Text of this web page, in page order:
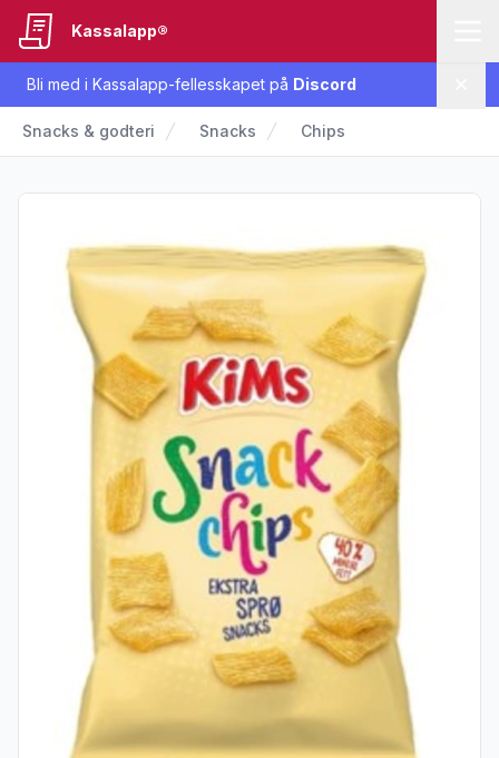
Bli med i Kassalapp-fellesskapet på Discord
Kassalapp®
Snacks & godteri Snacks Chips